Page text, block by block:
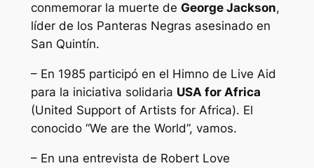
conmemorar la muerte de George Jackson,
líder de los Panteras Negras asesinado en
San Quintín.
– En 1985 participó en el Himno de Live Aid
para la iniciativa solidaria USA for Africa
(United Support of Artists for Africa). El
conocido “We are the World”, vamos.
– En una entrevista de Robert Love